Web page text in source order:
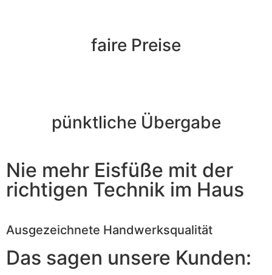
faire Preise
pünktliche Übergabe
Nie mehr Eisfüße mit der
richtigen Technik im Haus
Ausgezeichnete Handwerksqualität
Das sagen unsere Kunden: